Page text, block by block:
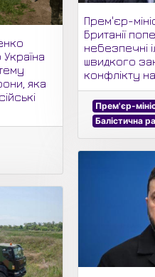
яка
Прем'єр-
Британії
небезпечні
швидкого
конфлікту
Прем'єр-
Балістична